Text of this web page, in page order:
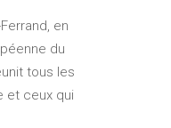
en
du
tous les
et ceux qui